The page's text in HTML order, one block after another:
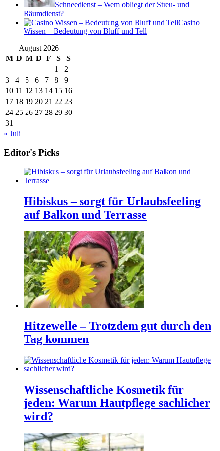
Schneedienst – Wem obliegt der Streu- und
Räumdienst?
Casino
Wissen – Bedeutung von Bluff und Tell
August 2026
M D M D F S
S
1
2
3
4 5 6 7 8
9
10 11 12 13 14 15 16
17 18 19 20 21 22 23
24 25 26 27 28 29 30
31
« Juli
Editor's Picks
Hibiskus – sorgt für Urlaubsfeeling
auf Balkon und Terrasse
Hitzewelle – Trotzdem gut durch den
Tag kommen
Wissenschaftliche Kosmetik für
jeden: Warum Hautpflege sachlicher
wird?